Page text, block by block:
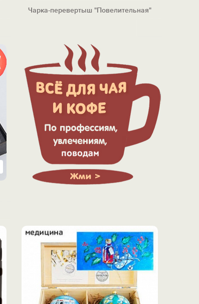
Чарка-перевертыш "Повелительная"